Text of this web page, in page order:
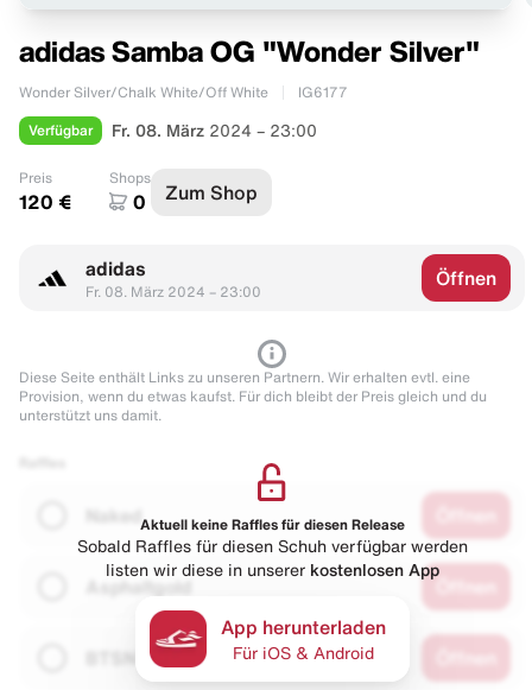
adidas Samba OG "Wonder Silver"
Wonder Silver/Chalk White/Off White IG6177
Verfügbar Fr. 08. März 2024 – 23:00
Preis
120 €
Shops
0 Zum Shop
adidas
Fr. 08. März 2024 – 23:00
Öffnen
Diese Seite enthält Links zu unseren Partnern. Wir erhalten evtl. eine
Provision, wenn du etwas kaufst. Für dich bleibt der Preis gleich und du
unterstützt uns damit.
Naked
Asphaltgold
Aktuell keine Raffles für diesen Release
Sobald Raffles für diesen Schuh verfügbar werden
listen wir diese in unserer kostenlosen App
App herunterladen
Für iOS & Android